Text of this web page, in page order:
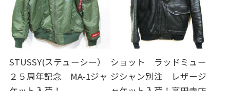
STUSSY(ステューシー）
２５周年記念 MA-1ジャ
ショット ラッドミュー
ジシャン別注 レザージ